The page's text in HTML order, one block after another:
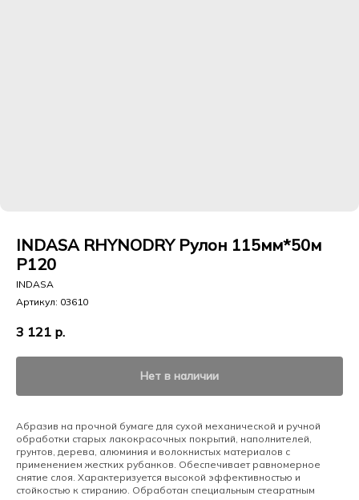
INDASA RHYNODRY Рулон 115мм*50м
Р120
INDASA
Артикул: 03610
3 121 р.
Нет в наличии
Абразив на прочной бумаге для сухой механической и ручной
обработки старых лакокрасочных покрытий, наполнителей,
грунтов, дерева, алюминия и волокнистых материалов с
применением жестких рубанков. Обеспечивает равномерное
снятие слоя. Характеризуется высокой эффективностью и
стойкостью к стиранию. Обработан специальным стеаратным